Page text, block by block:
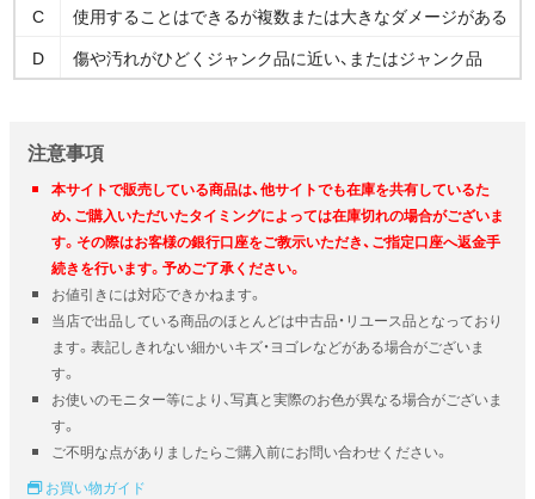
C
使用することはできるが複数または大きなダメージがある
D
傷や汚れがひどくジャンク品に近い、またはジャンク品
注意事項
本サイトで販売している商品は、他サイトでも在庫を共有しているた
め、ご購入いただいたタイミングによっては在庫切れの場合がございま
す。その際はお客様の銀行口座をご教示いただき、ご指定口座へ返金手
続きを行います。予めご了承ください。
お値引きには対応できかねます。
当店で出品している商品のほとんどは中古品・リユース品となっており
ます。表記しきれない細かいキズ・ヨゴレなどがある場合がございま
す。
お使いのモニター等により、写真と実際のお色が異なる場合がございま
す。
ご不明な点がありましたらご購入前にお問い合わせください。
お買い物ガイド